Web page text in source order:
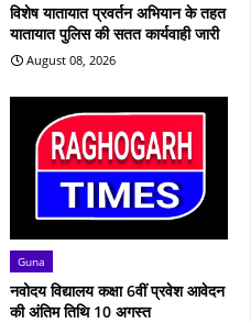
विशेष यातायात प्रवर्तन अभियान के तहत
यातायात पुलिस की सतत कार्यवाही जारी
August 08, 2026
Guna
नवोदय विद्यालय कक्षा 6वीं प्रवेश आवेदन
की अंतिम तिथि 10 अगस्त